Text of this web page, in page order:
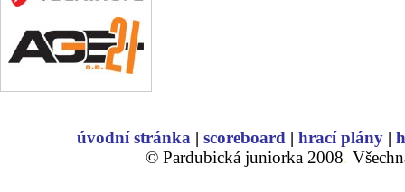
úvodní stránka | scoreboard | hrací plány |
© Pardubická juniorka 2008.